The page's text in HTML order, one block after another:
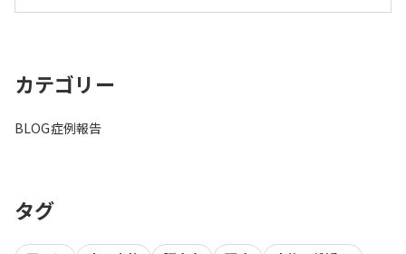
カテゴリー
BLOG症例報告
タグ